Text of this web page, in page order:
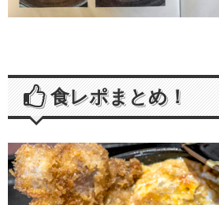
食レポまとめ！